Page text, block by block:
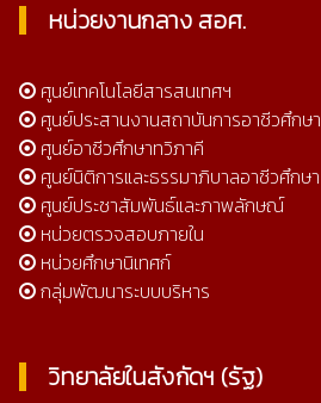
หน่วยงานกลาง สอศ.
ศูนย์เทคโนโลยีสารสนเทศฯ
ศูนย์ประสานงานสถาบันการอาชีวศึกษา
ศูนย์อาชีวศึกษาทวิภาคี
ศูนย์นิติการและธรรมาภิบาลอาชีวศึกษา
ศูนย์ประชาสัมพันธ์และภาพลักษณ์
หน่วยตรวจสอบภายใน
หน่วยศึกษานิเทศก์
กลุ่มพัฒนาระบบบริหาร
วิทยาลัยในสังกัดฯ (รัฐ)